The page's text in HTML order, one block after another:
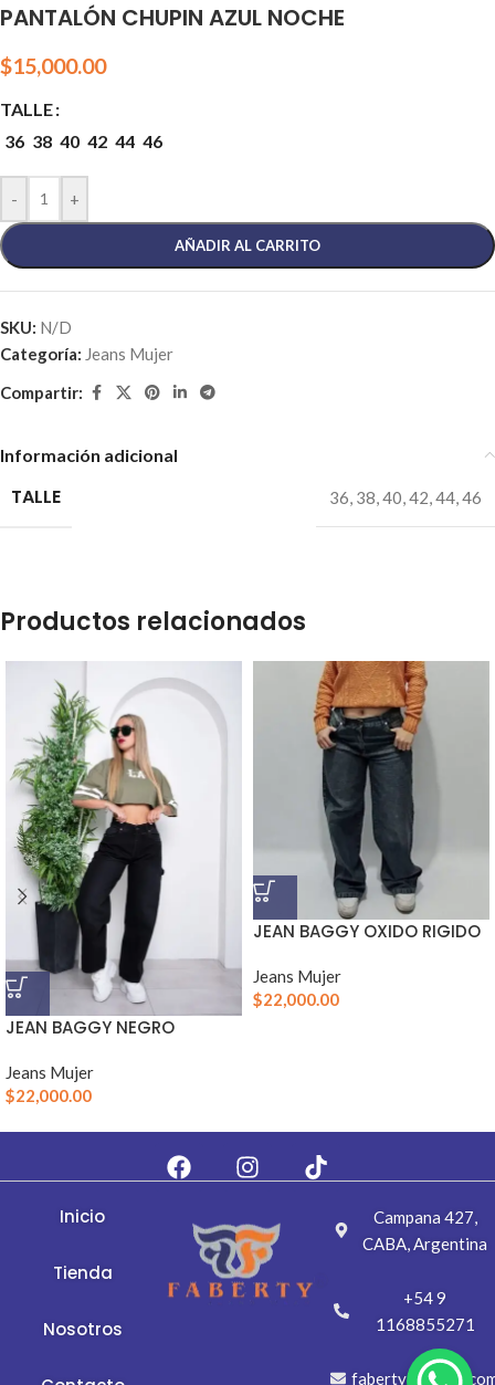
PANTALÓN CHUPIN AZUL NOCHE
$15,000.00
TALLE
36 38 40 42 44 46
- +
AÑADIR AL CARRITO
SKU: N/D
Categoría: Jeans Mujer
Compartir:
Información adicional
TALLE 36 38 40 42 44 46
Productos relacionados
JEAN BAGGY NEGRO
Jeans Mujer
$22,000.00
JEAN BAGGY OXIDO RIGIDO
Jeans Mujer
$22,000.00
Inicio
Tienda
Nosotros
Campana 427,
CABA, Argentina
+54 9
1168855271